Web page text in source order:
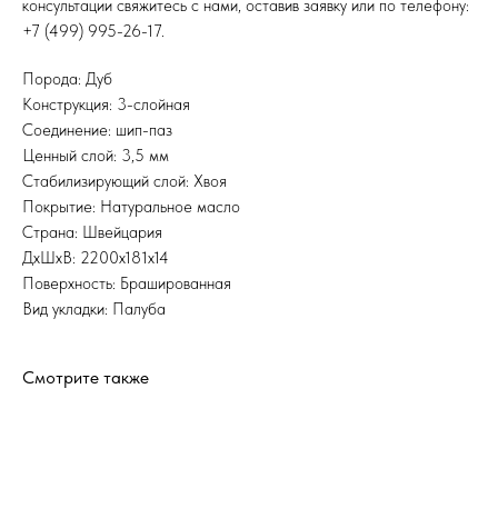
консультации свяжитесь с нами, оставив заявку или по телефону:
+7 (499) 995-26-17.
Порода: Дуб
Конструкция: 3-слойная
Соединение: шип-паз
Ценный слой: 3,5 мм
Стабилизирующий слой: Хвоя
Покрытие: Натуральное масло
Страна: Швейцария
ДхШхВ: 2200x181x14
Поверхность: Брашированная
Вид укладки: Палуба
Смотрите также